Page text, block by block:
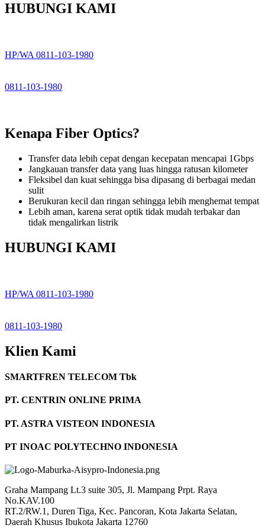
HUBUNGI KAMI
HP/WA 0811-103-1980
0811-103-1980
Kenapa Fiber Optics?
Transfer data lebih cepat dengan kecepatan mencapai 1Gbps
Jangkauan transfer data yang luas hingga ratusan kilometer
Fleksibel dan kuat sehingga bisa dipasang di berbagai medan
sulit
Berukuran kecil dan ringan sehingga lebih menghemat tempat
Lebih aman, karena serat optik tidak mudah terbakar dan
tidak mengalirkan listrik
HUBUNGI KAMI
HP/WA 0811-103-1980
0811-103-1980
Klien Kami
SMARTFREN TELECOM Tbk
PT. CENTRIN ONLINE PRIMA
PT. ASTRA VISTEON INDONESIA
PT INOAC POLYTECHNO INDONESIA
Graha Mampang Lt.3 suite 305, Jl. Mampang Prpt. Raya
No.KAV.100
RT.2/RW.1, Duren Tiga, Kec. Pancoran, Kota Jakarta Selatan,
Daerah Khusus Ibukota Jakarta 12760